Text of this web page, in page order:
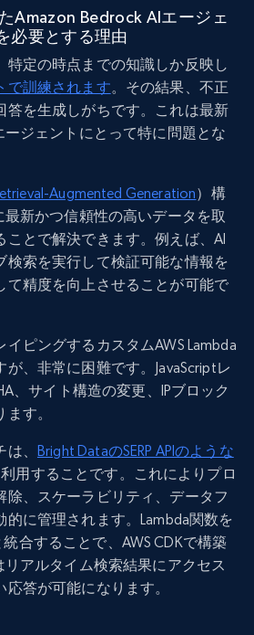
Amazon Bedrock AIエージェ
必要とする理由
特定の時点までの知識しか反映し
で訓練されます。その結果、不正
答を生成しがちです。これは最新
ジェントにとって特に問題とな
Augmented Generation）構
新かつ信頼性の高いデータを取
とで解決できます。例えば、AI
検索を実行して検証可能な情報を
て精度を向上させることが可能で
ピングするカスタムAWS Lambda
、非常に困難です。JavaScriptレ
、サイト構造の変更、IPブロック
す。
、
Bright DataのSERP APIのような
利用することです。これによりプロ
除、スケーラビリティ、データフ
的に管理されます。Lambda関数を
合することで、AWS CDKで構築
リアルタイム検索結果にアクセス
答が可能になります。